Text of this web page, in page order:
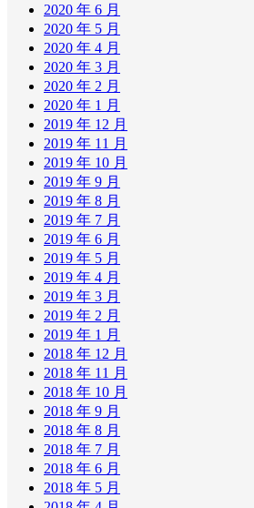
2020 年 6 月
2020 年 5 月
2020 年 4 月
2020 年 3 月
2020 年 2 月
2020 年 1 月
2019 年 12 月
2019 年 11 月
2019 年 10 月
2019 年 9 月
2019 年 8 月
2019 年 7 月
2019 年 6 月
2019 年 5 月
2019 年 4 月
2019 年 3 月
2019 年 2 月
2019 年 1 月
2018 年 12 月
2018 年 11 月
2018 年 10 月
2018 年 9 月
2018 年 8 月
2018 年 7 月
2018 年 6 月
2018 年 5 月